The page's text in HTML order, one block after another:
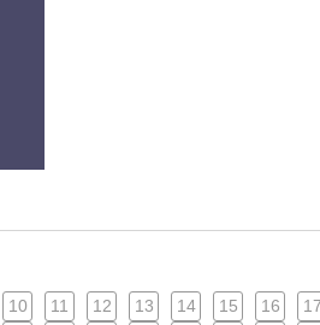
10 11 12 13 14 15 16 17